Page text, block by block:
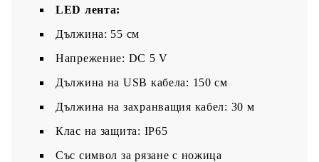
LED лента:
Дължина: 55 см
Напрежение: DC 5 V
Дължина на USB кабела: 150 см
Дължина на захранващия кабел: 30 м
Клас на защита: IP65
Със символ за рязане с ножица